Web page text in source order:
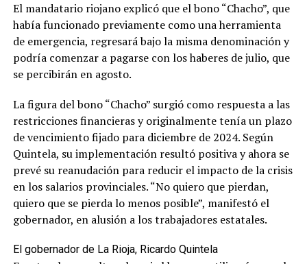
El mandatario riojano explicó que el bono “Chacho”, que
había funcionado previamente como una herramienta
de emergencia, regresará bajo la misma denominación y
podría comenzar a pagarse con los haberes de julio, que
se percibirán en agosto.
La figura del bono “Chacho” surgió como respuesta a las
restricciones financieras y originalmente tenía un plazo
de vencimiento fijado para diciembre de 2024. Según
Quintela, su implementación resultó positiva y ahora se
prevé su reanudación para reducir el impacto de la crisis
en los salarios provinciales. “No quiero que pierdan,
quiero que se pierda lo menos posible”, manifestó el
gobernador, en alusión a los trabajadores estatales.
El gobernador de La Rioja, Ricardo Quintela